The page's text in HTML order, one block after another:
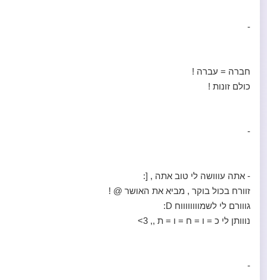
-
חברה = עברה !
כולם זונות !
-
- אתה עווושה לי טוב אתה , [:
זוורח בכול בוקר , מביא את האושר @ !
גווורם לי לשמווווווווח D:
נווותן לי כ = ו = ח = ו = ת ,, 3>
-